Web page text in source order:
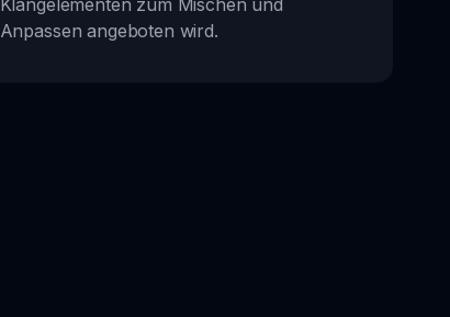
Klangelementen zum Mischen und
Anpassen angeboten wird.